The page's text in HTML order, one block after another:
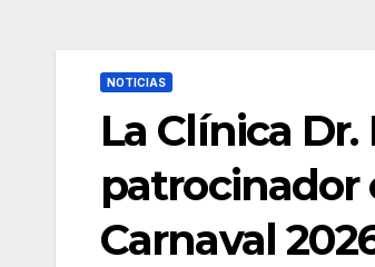
NOTICIAS
La Clínica
patrocinador
Carnaval